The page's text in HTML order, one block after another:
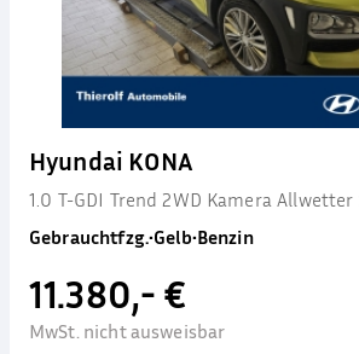
Hyundai KONA
1.0 T-GDI Trend 2WD Kamera Allwetter
Gebrauchtfzg.•Gelb•Benzin
11.380,- €
MwSt. nicht ausweisbar